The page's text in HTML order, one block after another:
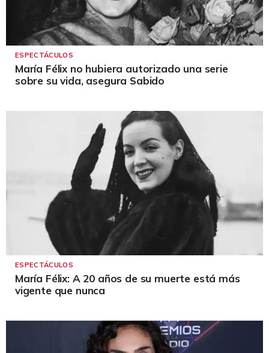
ESPECTÁCULOS
María Félix no hubiera autorizado una serie
sobre su vida, asegura Sabido
ESPECTÁCULOS
María Félix: A 20 años de su muerte está más
vigente que nunca